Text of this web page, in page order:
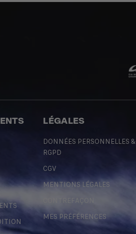
LÉGALES
DONNÉES PERSONNELLES &
RGPD
CGV
MENTIONS LÉGALES
CONTREFAÇON
MES PRÉFÉRENCES